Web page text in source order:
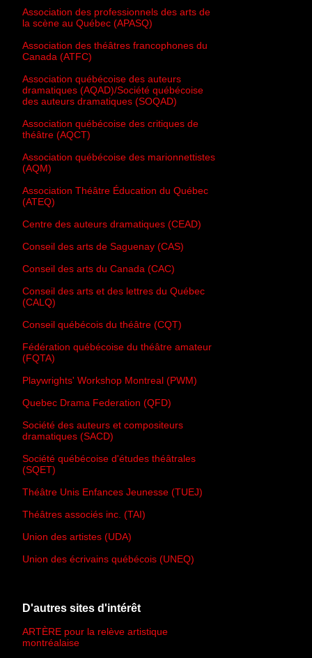
Association des professionnels des arts de
la scène au Québec (APASQ)
Association des théâtres francophones du
Canada (ATFC)
Association québécoise des auteurs
dramatiques (AQAD)/Société québécoise
des auteurs dramatiques (SOQAD)
Association québécoise des critiques de
théâtre (AQCT)
Association québécoise des marionnettistes
(AQM)
Association Théâtre Éducation du Québec
(ATEQ)
Centre des auteurs dramatiques (CEAD)
Conseil des arts de Saguenay (CAS)
Conseil des arts du Canada (CAC)
Conseil des arts et des lettres du Québec
(CALQ)
Conseil québécois du théâtre (CQT)
Fédération québécoise du théâtre amateur
(FQTA)
Playwrights' Workshop Montreal (PWM)
Quebec Drama Federation (QFD)
Société des auteurs et compositeurs
dramatiques (SACD)
Société québécoise d'études théâtrales
(SQET)
Théâtre Unis Enfances Jeunesse (TUEJ)
Théâtres associés inc. (TAI)
Union des artistes (UDA)
Union des écrivains québécois (UNEQ)
D'autres sites d'intérêt
ARTÈRE pour la relève artistique
montréalaise